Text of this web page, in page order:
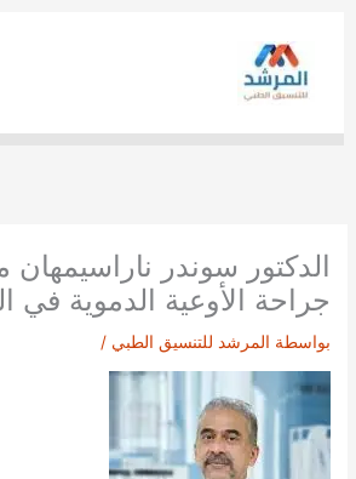
الدكتور سوندر ناراسيمهان
جراحة الأوعية الدموية في
بواسطة المرشد للتنسيق الطبي/